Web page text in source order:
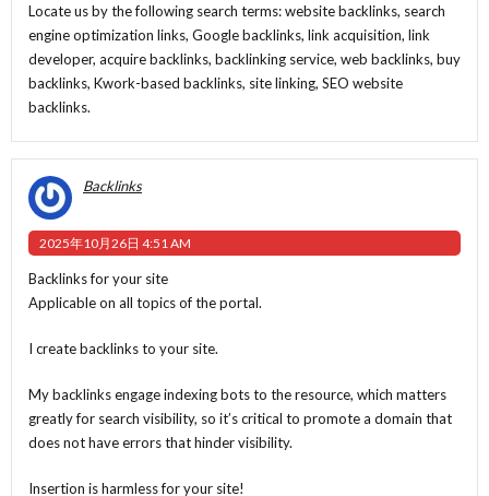
Locate us by the following search terms: website backlinks, search
engine optimization links, Google backlinks, link acquisition, link
developer, acquire backlinks, backlinking service, web backlinks, buy
backlinks, Kwork-based backlinks, site linking, SEO website
backlinks.
Backlinks
2025年10月26日 4:51 AM
Backlinks for your site
Applicable on all topics of the portal.
I create backlinks to your site.
My backlinks engage indexing bots to the resource, which matters
greatly for search visibility, so it’s critical to promote a domain that
does not have errors that hinder visibility.
Insertion is harmless for your site!